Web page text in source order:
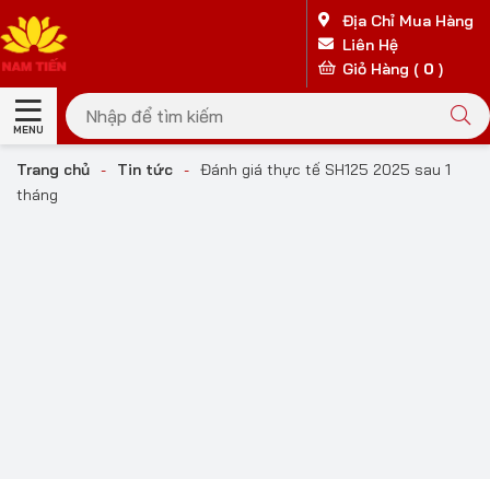
Địa Chỉ Mua Hàng
Liên Hệ
Giỏ Hàng ( 0 )
MENU
Trang chủ - Tin tức - Đánh giá thực tế SH125 2025 sau 1
tháng